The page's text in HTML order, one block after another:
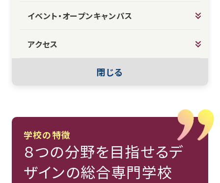
イベント・オープンキャンパス
アクセス
閉じる
学校の特徴
８つの分野を目指せるデ
ザインの総合専門学校